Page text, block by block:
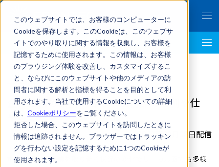
このウェブサイトでは、お客様のコンピューターに
Cookieを保存します。このCookieは、このウェブサ
イトでのやり取りに関する情報を収集し、お客様を
記憶するために使用されます。この情報は、お客様
のブラウジング体験を改善し、カスタマイズするこ
と、ならびにこのウェブサイトや他のメディアの訪
問者に関する解析と指標を得ることを目的として利
用されます。当社で使用するCookieについての詳細
は、 Cookieポリシーをご覧ください。
拒否した場合、このウェブサイトを訪問したときに
情報は追跡されません。ブラウザーではトラッキン
グを行わない設定を記憶するために1つのCookieが
使用されます。
LegalTech AI Top
企業法務の業務内容は？法務部の役割や仕
事、必要なスキルを解説
2023年09月08日配信
市場環境など企業を取り巻く状況の変化でリーガル面でも多様